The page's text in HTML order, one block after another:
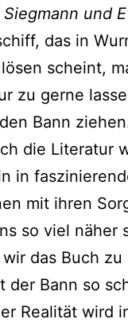
und
das in
scheint,
zu gerne
Bann
die Literatur
in
mit ihren
so viel näher
das Buch
der Bann so
Realität wird